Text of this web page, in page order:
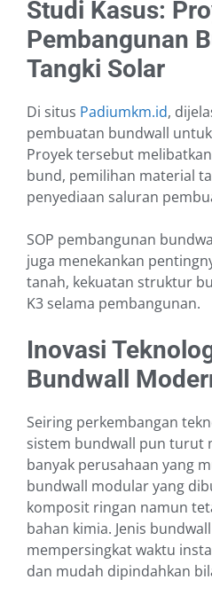
Studi Kasus:
Pembangunan
Tangki Solar
Di situs Padiumkm.id,
pembuatan bundwall
Proyek tersebut
bund, pemilihan material
penyediaan saluran
SOP pembangunan
juga menekankan
tanah, kekuatan struktur
K3 selama pembangunan.
Inovasi
Bundwall
Seiring perkembangan
sistem bundwall pun turut
banyak perusahaan yang
bundwall modular yang
komposit ringan namun
bahan kimia. Jenis
mempersingkat waktu
dan mudah dipindahkan